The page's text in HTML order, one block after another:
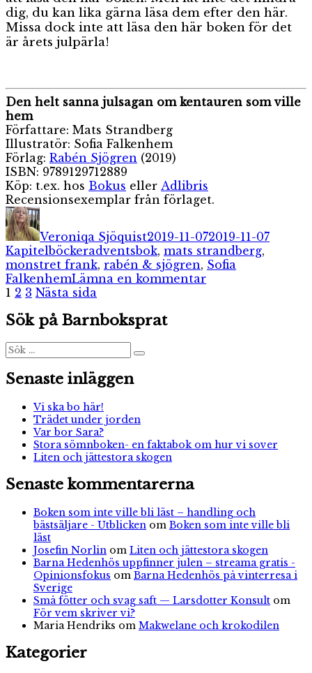
dig, du kan lika gärna läsa dem efter den här.
Missa dock inte att läsa den här boken för det
är årets julpärla!
Den helt sanna julsagan om kentauren som ville
hem
Författare: Mats Strandberg
Illustratör: Sofia Falkenhem
Förlag: Rabén Sjögren (2019)
ISBN: 9789129712889
Köp: t.ex. hos Bokus eller Adlibris
Recensionsexemplar från förlaget.
Författare
Veroniqa Sjöquist2019-11-072019-11-07
KapitelböckerEtiketter
adventsbok, mats strandberg,
monstret frank, rabén & sjögren, Sofia
FalkenhemLämna en kommentartill
Sidnumrering
för
inlägg
Sida
1 Sida
2 Sida
3 Nästa sida
Sök på Barnboksprat
Sök
efter:
Sök
Senaste inläggen
Vi ska bo här!
Trädet under jorden
Var bor Sara?
Stora sömnboken- en faktabok om hur vi sover
Liten och jättestora skogen
Senaste kommentarerna
Boken som inte ville bli läst – handling och
bästsäljare - Utblicken om Boken som inte ville bli
läst
Josefin Norlin om Liten och jättestora skogen
Barna Hedenhös uppfinner julen – streama gratis -
Opinionsfokus om Barna Hedenhös på vinterresa i
Sverige
Små fötter och svag saft — Larsdotter Konsult om
För vem skriver vi?
Maria Hendriks om Makwelane och krokodilen
Kategorier